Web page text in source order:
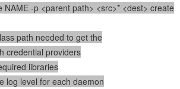
NAME -p <parent path> <src>* <dest> create
path needed to get the
credential providers
libraries
log level for each daemon